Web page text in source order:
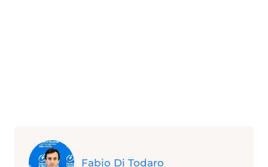
Fabio Di Todaro